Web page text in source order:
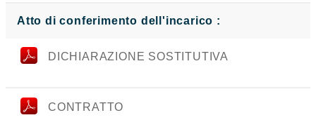
Atto di conferimento dell'incarico :
DICHIARAZIONE SOSTITUTIVA
CONTRATTO